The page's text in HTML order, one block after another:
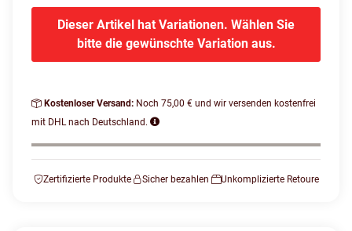
Dieser Artikel hat Variationen. Wählen Sie
bitte die gewünschte Variation aus.
Kostenloser Versand: Noch 75,00 € und wir versenden kostenfrei
mit DHL nach Deutschland.
Zertifizierte Produkte Sicher bezahlen Unkomplizierte Retoure